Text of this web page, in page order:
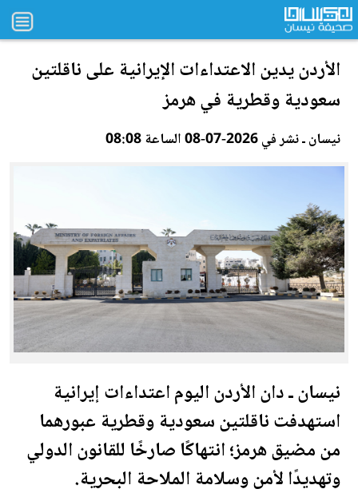
الأردنيدين الاعتداءات الإيرانية على ناقلتين
سعودية وقطرية في هرمز
نيسان ـ نشر في 2026-07-08 الساعة 08:08
نيسان ـ دانالأردناليوم اعتداءات إيرانية
استهدفت ناقلتين سعودية وقطرية عبورهما
من مضيق هرمز؛ انتهاكًا صارخًا للقانون الدولي
وتهديدًا لأمن وسلامة الملاحة البحرية.